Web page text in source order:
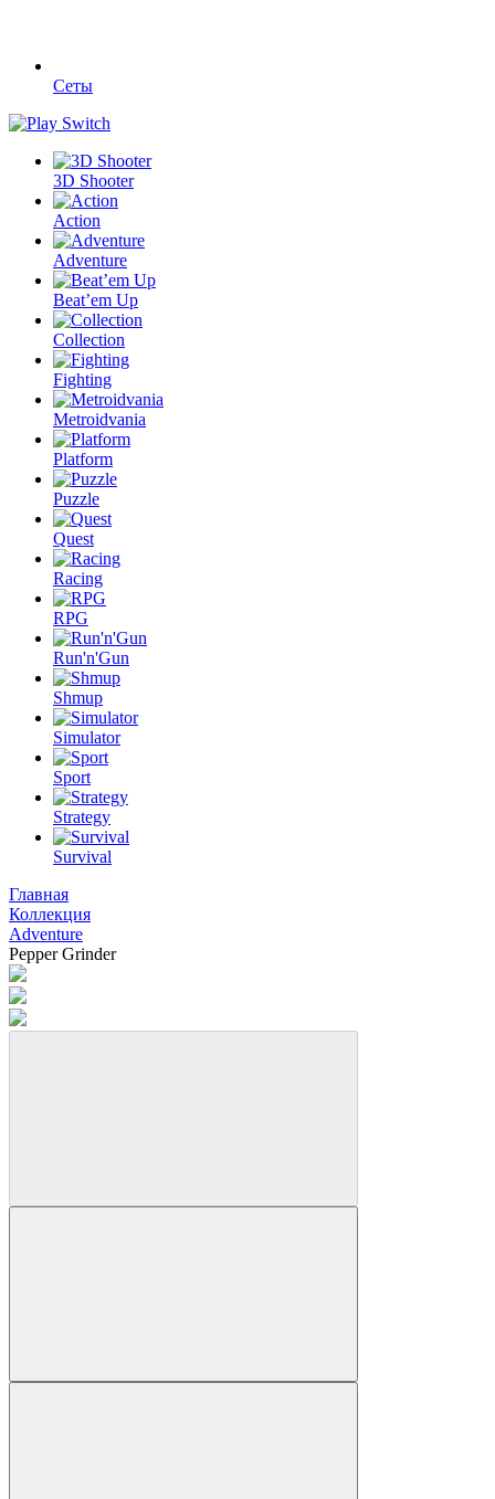
Сеты
3D Shooter
Action
Adventure
Beat’em Up
Collection
Fighting
Metroidvania
Platform
Puzzle
Quest
Racing
RPG
Run'n'Gun
Shmup
Simulator
Sport
Strategy
Survival
Главная
Коллекция
Adventure
Pepper Grinder